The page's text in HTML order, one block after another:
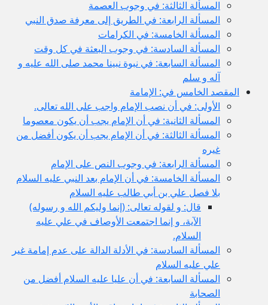
المسألة الثالثة: في وجوب العصمة
المسألة الرابعة: في الطريق إلى معرفة صدق النبي
المسألة الخامسة: في الكرامات
المسألة السادسة: في وجوب البعثة في كل وقت
المسألة السابعة: في نبوة نبينا محمد صلى الله عليه و
آله و سلم
المقصد الخامس في: الإمامة
الأولى: في أن نصب الإمام واجب على الله تعالى.
المسألة الثانية: في أن الإمام يجب أن يكون معصوما
المسألة الثالثة: في أن الإمام يجب أن يكون أفضل من
غيره
المسألة الرابعة: في وجوب النص على الإمام
المسألة الخامسة: في أن الإمام بعد النبي عليه السلام
بلا فصل علي بن أبي طالب عليه السلام
قال: و لقوله تعالى: (إنما وليكم الله و رسوله)
الآية، و إنما اجتمعت الأوصاف في علي عليه
السلام.
المسألة السادسة: في الأدلة الدالة على عدم إمامة غير
علي عليه السلام
المسألة السابعة: في أن عليا عليه السلام أفضل من
الصحابة